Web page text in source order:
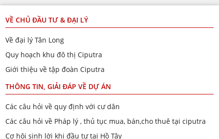
VỀ CHỦ ĐẦU TƯ & ĐẠI LÝ
Về đại lý Tân Long
Quy hoạch khu đô thị Ciputra
Giới thiệu về tập đoàn Ciputra
THÔNG TIN, GIẢI ĐÁP VỀ DỰ ÁN
Các câu hỏi về quy định với cư dân
Các câu hỏi về Pháp lý , thủ tục mua, bán,cho thuê tại ciputra
Cơ hội sinh lời khi đầu tư tại Hồ Tây